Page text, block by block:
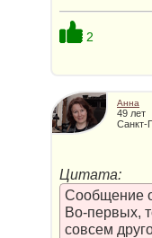
2
Анна
49 лет
Цитата:
Сообщение
Во-первых,
совсем